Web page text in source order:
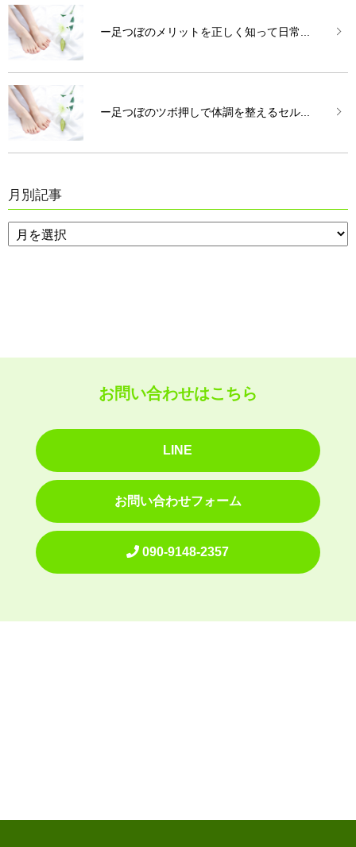
ー足つぼのメリットを正しく知って日常...
ー足つぼのツボ押しで体調を整えるセル...
月別記事
お問い合わせはこちら
LINE
お問い合わせフォーム
090-9148-2357